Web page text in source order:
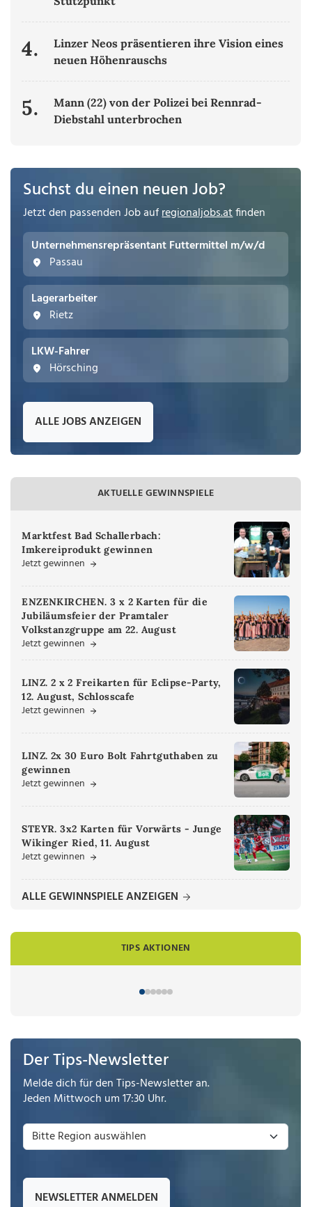
4.
Linzer Neos präsentieren ihre Vision eines
neuen Höhenrauschs
5.
Mann (22) von der Polizei bei Rennrad-
Diebstahl unterbrochen
Suchst du einen neuen Job?
Jetzt den passenden Job aufregionaljobs.atfinden
Unternehmensrepräsentant Futtermittel m/w/d
Passau
Lagerarbeiter
Rietz
LKW-Fahrer
Hörsching
ALLE JOBS ANZEIGEN
AKTUELLE GEWINNSPIELE
Marktfest Bad Schallerbach:
Imkereiprodukt gewinnen
Jetzt gewinnen
ENZENKIRCHEN. 3 x 2 Karten für die
Jubiläumsfeier der Pramtaler
Volkstanzgruppe am 22. August
Jetzt gewinnen
LINZ. 2 x 2 Freikarten für Eclipse-Party,
12. August, Schlosscafe
Jetzt gewinnen
LINZ. 2x 30 Euro Bolt Fahrtguthaben zu
gewinnen
Jetzt gewinnen
STEYR. 3x2 Karten für Vorwärts - Junge
Wikinger Ried, 11. August
Jetzt gewinnen
ALLE GEWINNSPIELE ANZEIGEN
TIPS AKTIONEN
Der Tips-Newsletter
Melde dich für den Tips-Newsletter an.
Jeden Mittwoch um 17:30 Uhr.
NEWSLETTER ANMELDEN